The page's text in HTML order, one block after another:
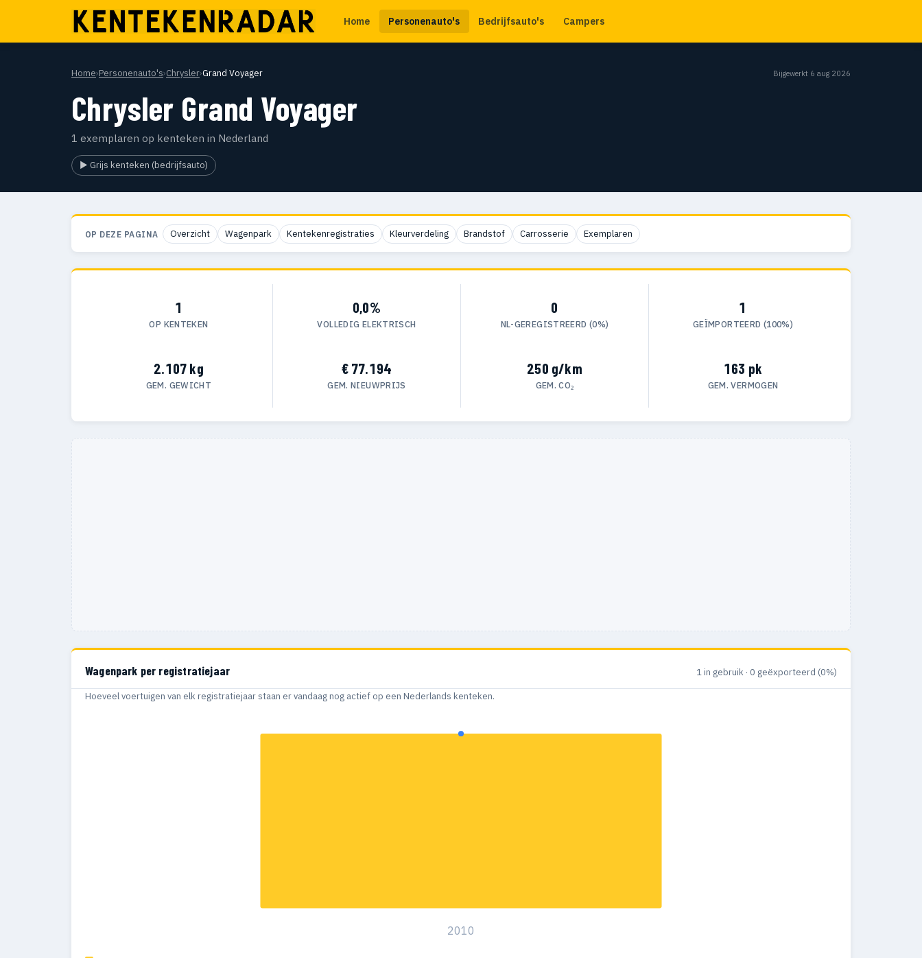
Home Personenauto's Bedrijfsauto's Campers
Home›Personenauto's›Chrysler›Grand Voyager Bijgewerkt 6 aug 2026
Chrysler Grand Voyager
1 exemplaren op kenteken in Nederland
▶ Grijs kenteken (bedrijfsauto)
OP DEZE PAGINA Overzicht Wagenpark Kentekenregistraties Kleurverdeling Brandstof Carrosserie Exemplaren
1
OP KENTEKEN
0,0%
VOLLEDIG ELEKTRISCH
0
NL-GEREGISTREERD (0%)
1
GEÏMPORTEERD (100%)
2.107 kg
GEM. GEWICHT
€ 77.194
GEM. NIEUWPRIJS
250 g/km
GEM. CO₂
163 pk
GEM. VERMOGEN
Wagenpark per registratiejaar 1 in gebruik · 0 geëxporteerd (0%)
Hoeveel voertuigen van elk registratiejaar staan er vandaag nog actief op een Nederlands kenteken.
2010